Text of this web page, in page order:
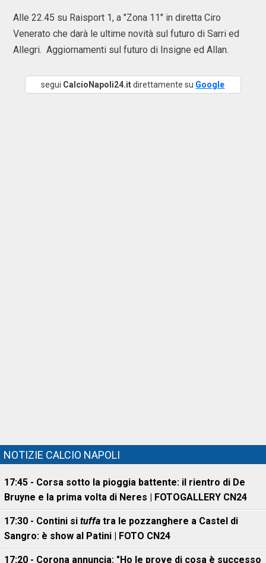
Alle 22.45 su Raisport 1, a "Zona 11" in diretta Ciro
Venerato che darà le ultime novità sul futuro di Sarri ed
Allegri. Aggiornamenti sul futuro di Insigne ed Allan.
segui CalcioNapoli24.itdirettamente su Google
NOTIZIE CALCIO NAPOLI
17:45 - Corsa sotto la pioggia battente: il rientro di De
Bruyne e la prima volta di Neres | FOTOGALLERY CN24
17:30 - Contini si tuffa tra le pozzanghere a Castel di
Sangro: è show al Patini | FOTO CN24
17:20 - Corona annuncia: "Ho le prove di cosa è successo